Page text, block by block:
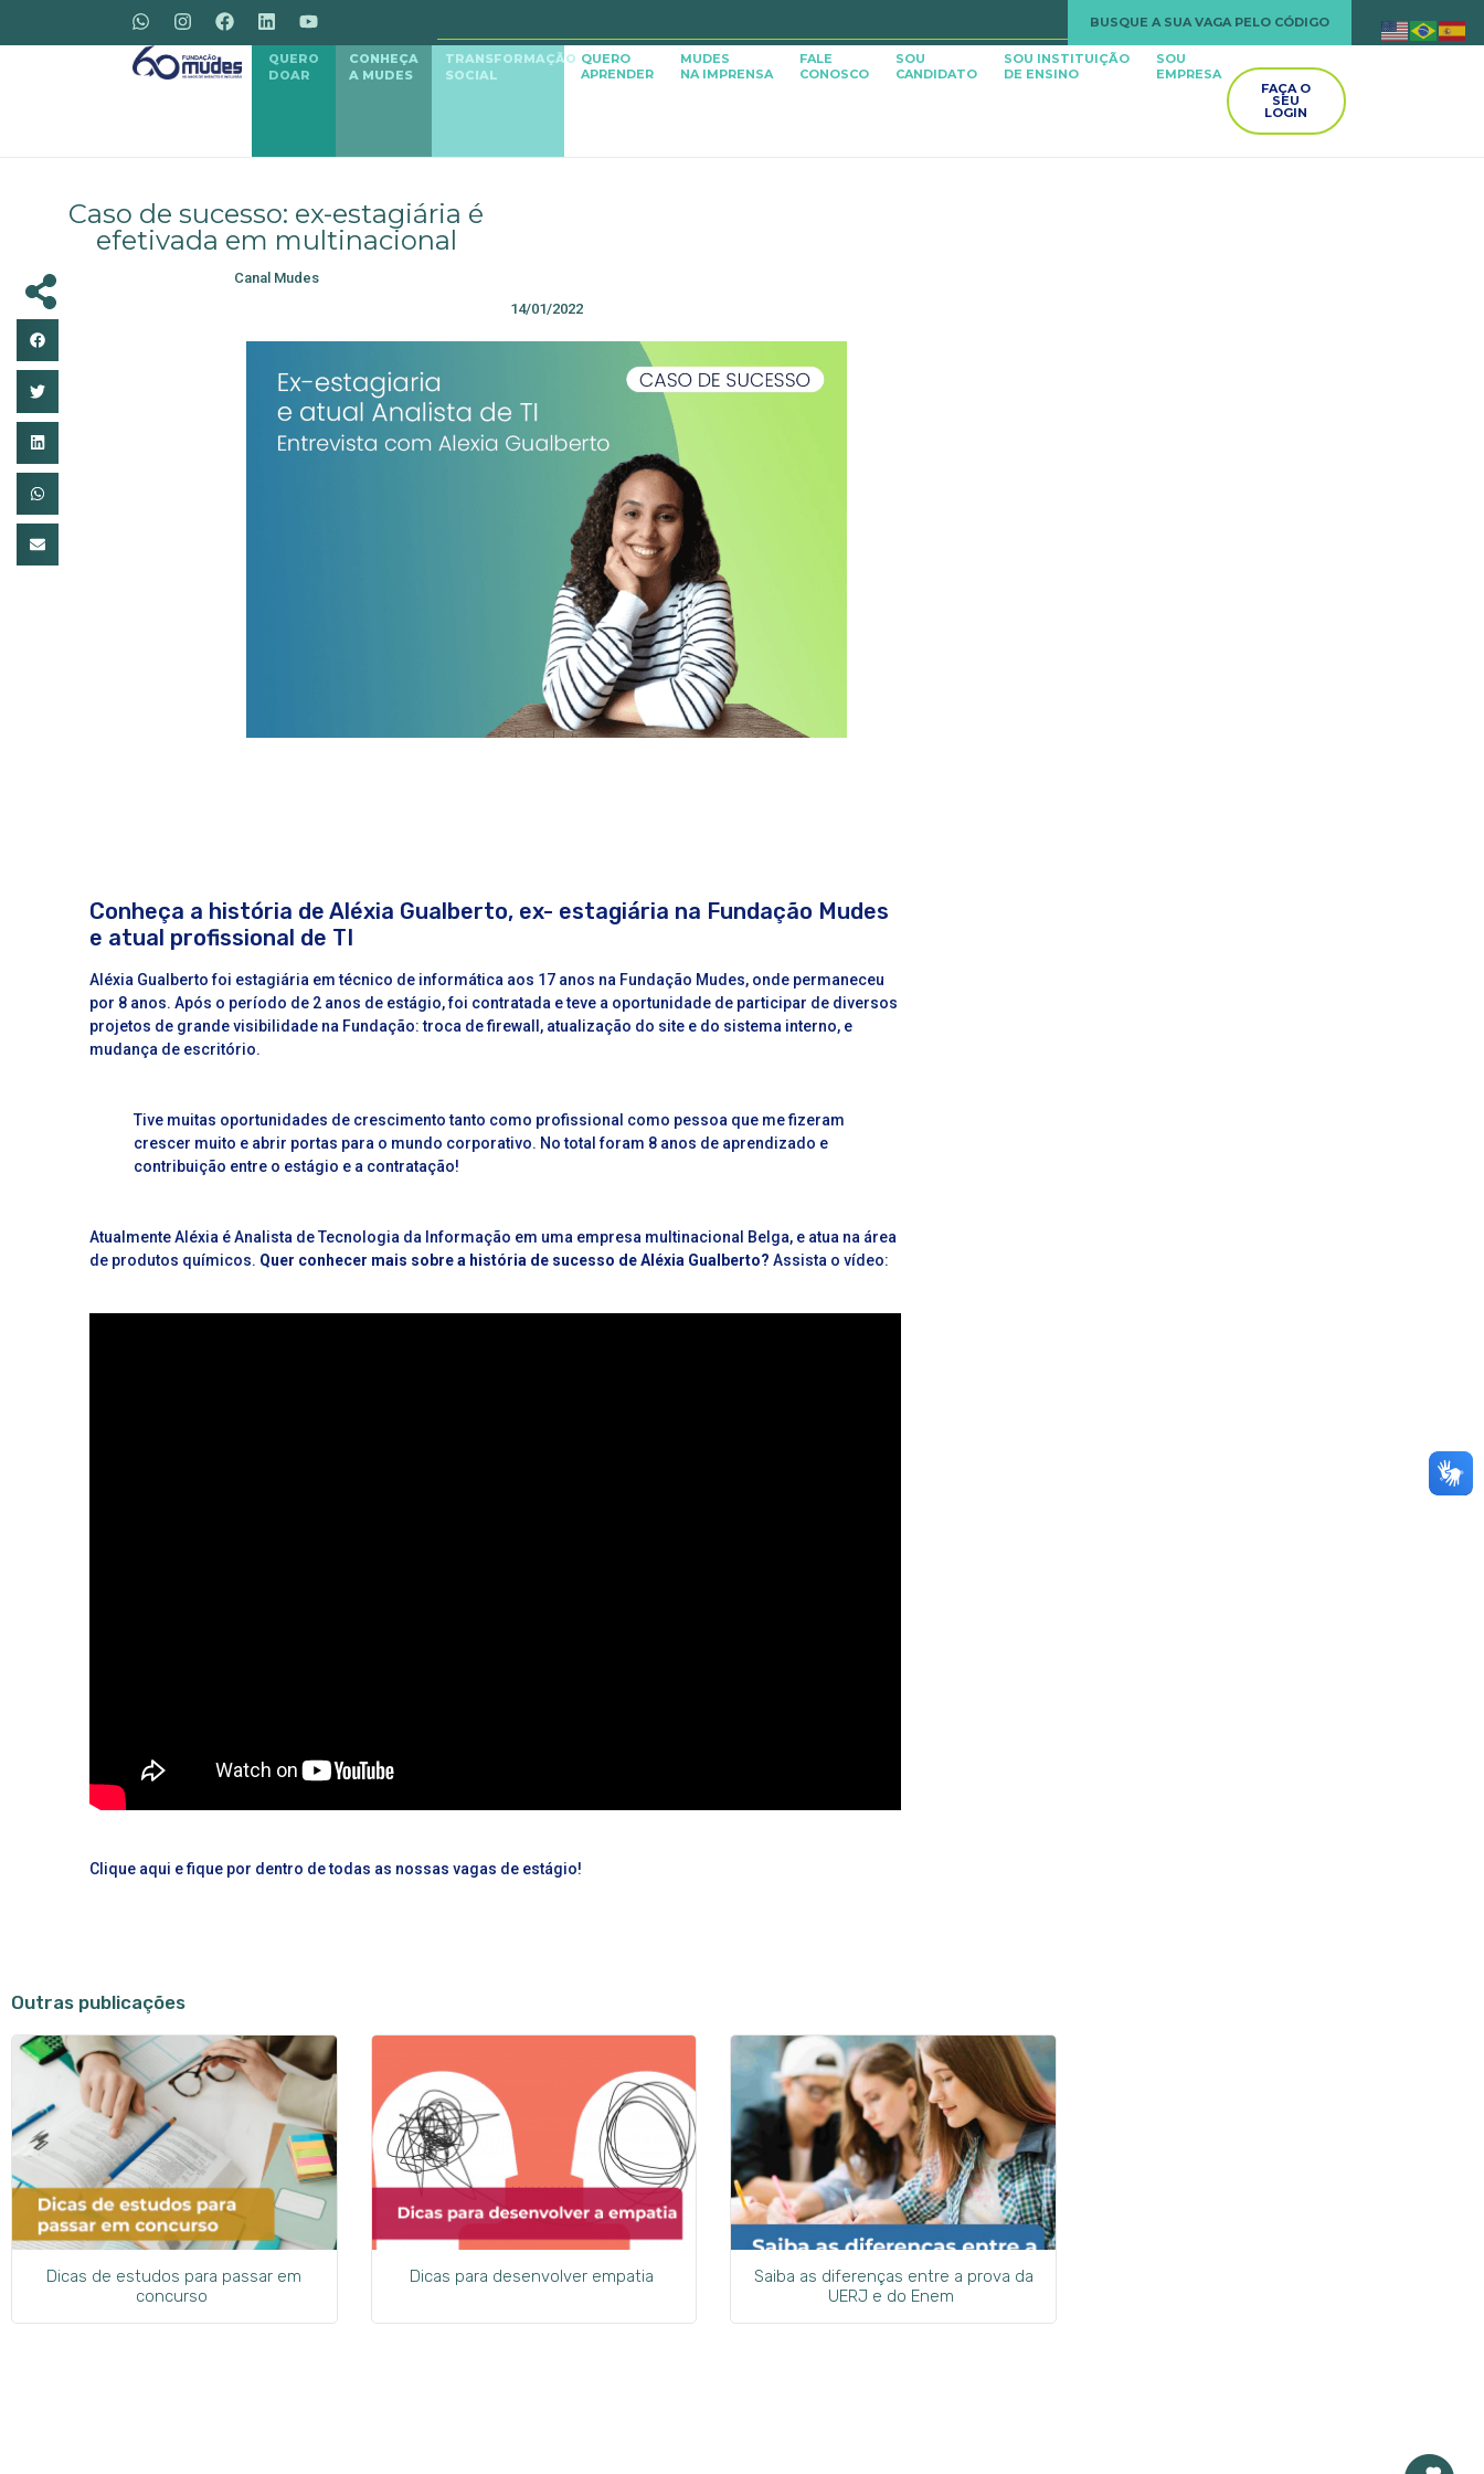
BUSQUE A SUA VAGA PELO CÓDIGO
QUERO
DOAR
CONHEÇA
A MUDES
TRANSFORMAÇÃO
SOCIAL
QUERO
APRENDER
MUDES
NA IMPRENSA
FALE
CONOSCO
SOU
CANDIDATO
SOU INSTITUIÇÃO
DE ENSINO
SOU
EMPRESA
FAÇA O
SEU
LOGIN
Caso de sucesso: ex-estagiária é
efetivada em multinacional
Canal Mudes
14/01/2022
Conheça a história de Aléxia Gualberto, ex- estagiária na Fundação Mudes
e atual profissional de TI
Aléxia Gualberto foi estagiária em técnico de informática aos 17 anos na Fundação Mudes, onde permaneceu
por 8 anos. Após o período de 2 anos de estágio, foi contratada e teve a oportunidade de participar de diversos
projetos de grande visibilidade na Fundação: troca de firewall, atualização do site e do sistema interno, e
mudança de escritório.
Tive muitas oportunidades de crescimento tanto como profissional como pessoa que me fizeram
crescer muito e abrir portas para o mundo corporativo. No total foram 8 anos de aprendizado e
contribuição entre o estágio e a contratação!
Atualmente Aléxia é Analista de Tecnologia da Informação em uma empresa multinacional Belga, e atua na área
de produtos químicos. Quer conhecer mais sobre a história de sucesso de Aléxia Gualberto?Assista o vídeo:
Clique aqui e fique por dentro de todas as nossas vagas de estágio!
Outras publicações
Dicas de estudos para passar em
concurso
Dicas para desenvolver empatia
Saiba as diferenças entre a prova da
UERJ e do Enem